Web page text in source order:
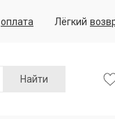
оплата Лёгкий
Найти